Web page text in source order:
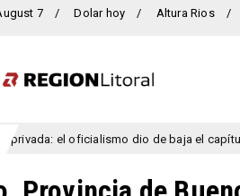
7 Dolar hoy Altura Rios
dio de baja el capítulo de venta de